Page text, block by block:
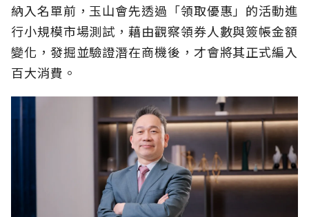
納入名單前，玉山會先透過「領取優惠」的活動進
行小規模市場測試，藉由觀察領券人數與簽帳金額
變化，發掘並驗證潛在商機後，才會將其正式編入
百大消費。